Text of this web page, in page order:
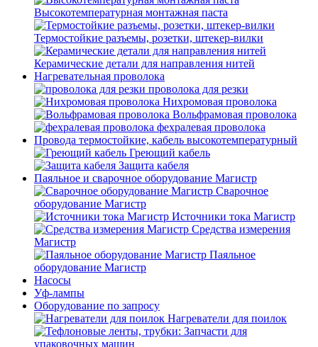
Высокотемпературная монтажная паста
Термостойкие разъемы, розетки, штекер-вилки
Керамические детали для направления нитей
Нагревательная проволока
проволока для резки
Нихромовая проволока
Вольфрамовая проволока
фехралевая проволока
Провода термостойкие, кабель высокотемпературный
Греющий кабель
Защита кабеля
Паяльное и сварочное оборудование Магистр
Сварочное
оборудование Магистр
Источники тока Магистр
Средства измерения
Магистр
Паяльное
оборудование Магистр
Насосы
Уф-лампы
Оборудование по запросу
Нагреватели для поилок